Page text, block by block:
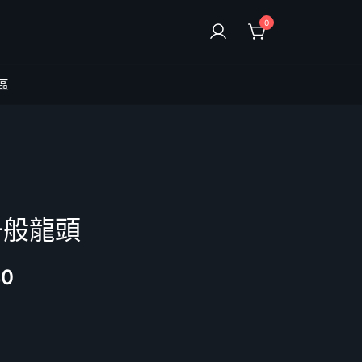
0
龍頭